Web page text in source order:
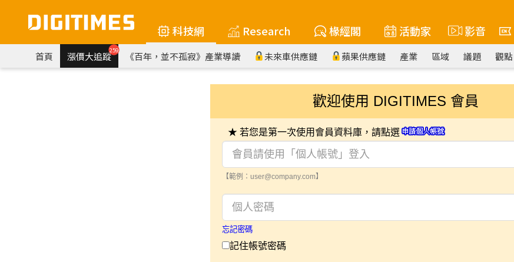
科技網 Research 椽經閣 活動家 影音
首頁 漲價大追蹤259 《百年，並不孤寂》產業導讀 未來車供應鏈 蘋果供應鏈 產業 區域 議題 觀點
歡迎使用 DIGITIMES 會員
★ 若您是第一次使用會員資料庫，請點選
【範例：user@company.com】
忘記密碼
記住帳號密碼